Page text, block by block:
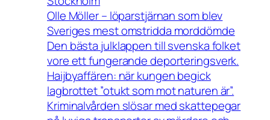
Olle Möller – löparstjärnan som blev
Sveriges mest omstridda morddömde
Den bästa julklappen till svenska folket
vore ett fungerande deporteringsverk.
Haijbyaffären: när kungen begick
lagbrottet ”otukt som mot naturen är”.
Kriminalvården slösar med skattepegar